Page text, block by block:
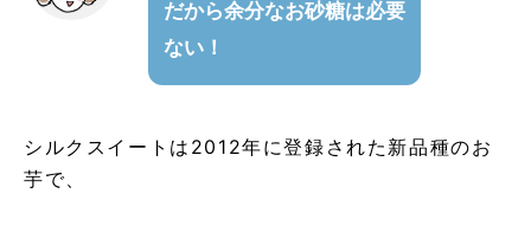
だから余分なお砂糖は必要
ない！
シルクスイートは 2012年に登録された新品種のお
芋で、